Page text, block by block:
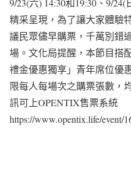
9/23(六) 14:30和19:30、9/
精采呈現，為了讓大家體驗
議民眾儘早購票，千萬別錯
場。文化局提醒，本節目搭
禮金優惠獨享」青年席位優
限每人每場次之購票張數，
訊可上OPENTIX售票系統
https://www.opentix.life/event/